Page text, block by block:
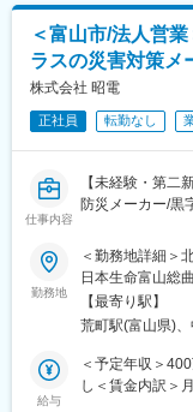
企業の成長に合
ルやキャリアを
変更の範囲：会
■採用背景
「ロボットを核
ドする」という
めています。そ
ャリア採用を行
■業務の魅力
主担当として設
点が特長です。
ンと複数領域に
■キャリアパス
中核エンジニア
進育成や技術判
ての存在感を高
＜富山市/法人営
ラスの災害対策メ
株式会社 昭電
正社員 転勤なし
仕事内容
【未経験・第二
防災メーカー/黒
■業務内容：
情報通信インフ
画・提案・営業
顧客はだれもが
を持つ顧客から
業です。
勤務地
＜勤務地詳細＞
日本生命富山総
対策：屋内全面
【最寄り駅】
荒町駅(富山県)
給与
＜予定年収＞
し＜賃金内訳＞